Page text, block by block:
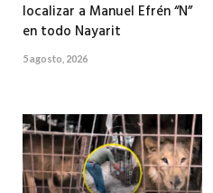
localizar a Manuel Efrén “N”
en todo Nayarit
5 agosto, 2026